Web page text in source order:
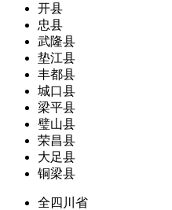
开县
忠县
武隆县
垫江县
丰都县
城口县
梁平县
璧山县
荣昌县
大足县
铜梁县
全四川省